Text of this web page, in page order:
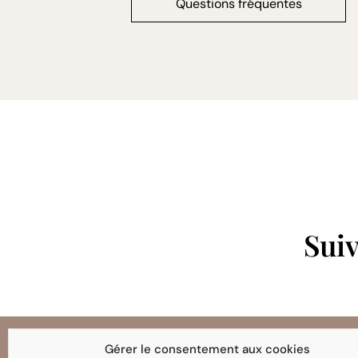
Gérer le consentement aux cookies
Questions fréquentes